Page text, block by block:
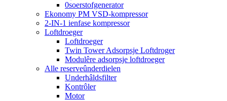
0soerstofgenerator
Ekonomy PM VSD-kompressor
2-IN-1 ienfase kompressor
Loftdroeger
Loftdroeger
Twin Tower Adsorpsje Loftdroger
Modulêre adsorpsje loftdroeger
Alle reserveûnderdielen
Underhâldsfilter
Kontrôler
Motor